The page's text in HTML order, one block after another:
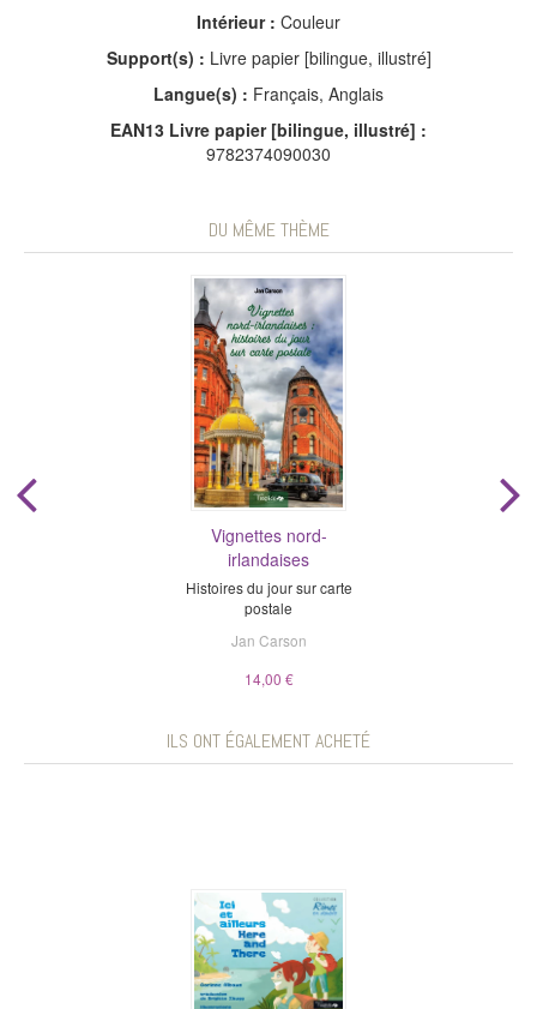
Intérieur : Couleur
Support(s) : Livre papier [bilingue, illustré]
Langue(s) : Français, Anglais
EAN13 Livre papier [bilingue, illustré] :
9782374090030
DU MÊME THÈME
Vignettes nord-
irlandaises
Histoires du jour sur carte
postale
Jan Carson
14,00 €
ILS ONT ÉGALEMENT ACHETÉ